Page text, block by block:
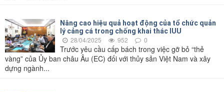
Nâng cao hiệu quả hoạt động của tổ chức quản
lý cảng cá trong chống khai thác IUU
28/04/2025 952 0
Trước yêu cầu cấp bách trong việc gỡ bỏ “thẻ
vàng” của Ủy ban châu Âu (EC) đối với thủy sản Việt Nam và xây
dựng ngành...